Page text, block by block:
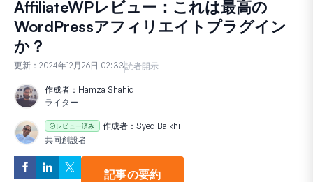
AffiliateWPレビュー：これは最高の
WordPressアフィリエイトプラグイン
か？
更新： 2024年12月26日 02:33読者開示
作成者： Hamza Shahid
ライター
レビュー済み 作成者： Syed Balkhi
共同創設者
記事の要約